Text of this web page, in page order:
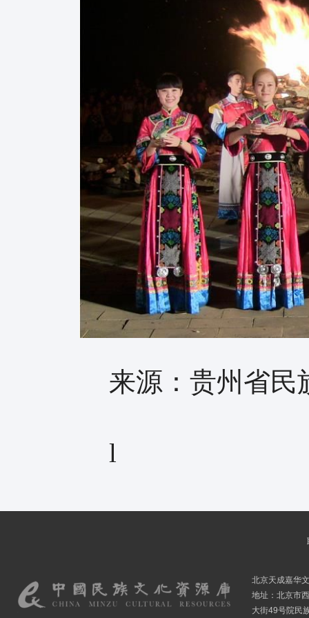
来源：贵州省民
l
北京天成嘉华
地址：北京市
大街49号院民